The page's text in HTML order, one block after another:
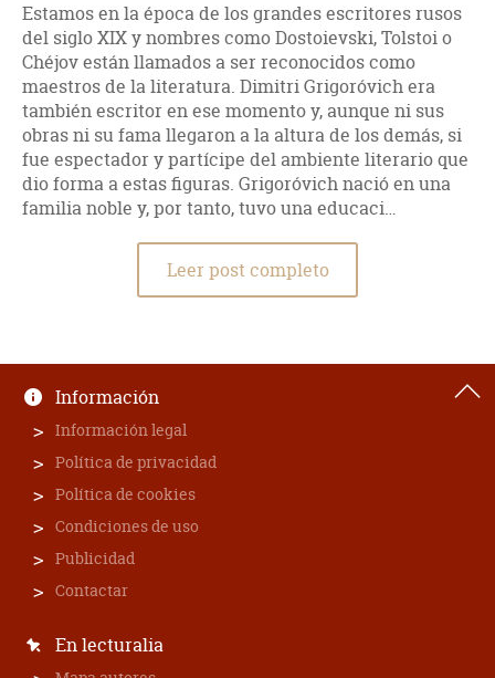
Estamos en la época de los grandes escritores rusos
del siglo XIX y nombres como Dostoievski, Tolstoi o
Chéjov están llamados a ser reconocidos como
maestros de la literatura. Dimitri Grigoróvich era
también escritor en ese momento y, aunque ni sus
obras ni su fama llegaron a la altura de los demás, si
fue espectador y partícipe del ambiente literario que
dio forma a estas figuras. Grigoróvich nació en una
familia noble y, por tanto, tuvo una educaci…
Leer post completo
Información
Información legal
Política de privacidad
Política de cookies
Condiciones de uso
Publicidad
Contactar
En lecturalia